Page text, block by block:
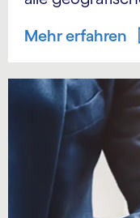
Mehr erfahren